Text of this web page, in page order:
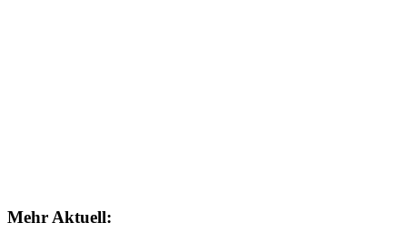
Mehr Aktuell: